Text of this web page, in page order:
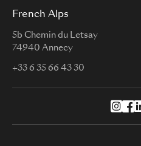
French Alps
5b Chemin du Letsay
74940 Annecy
+33 6 35 66 43 30